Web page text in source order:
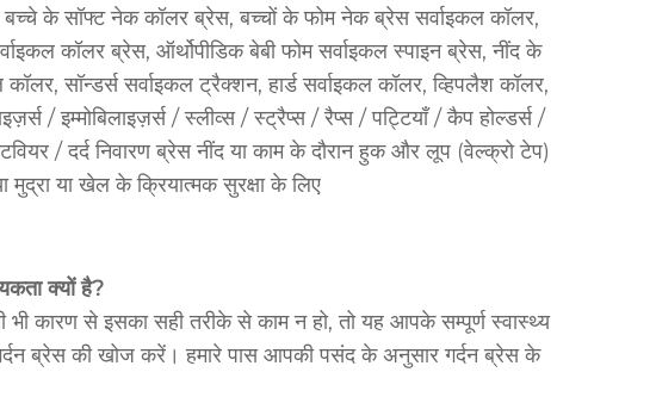
बच्चे के सॉफ्ट नेक कॉलर ब्रेस, बच्चों के फोम नेक ब्रेस सर्वाइकल कॉलर,
कॉलर ब्रेस, ऑर्थोपीडिक बेबी फोम सर्वाइकल स्पाइन ब्रेस, नींद के
सॉन्डर्स सर्वाइकल ट्रैक्शन, हार्ड सर्वाइकल कॉलर, व्हिपलैश कॉलर,
/ इम्मोबिलाइज़र्स / स्लीव्स / स्ट्रैप्स / रैप्स / पट्टियाँ / कैप होल्डर्स /
/ दर्द निवारण ब्रेस नींद या काम के दौरान हुक और लूप (वेल्क्रो टेप)
मुद्रा या खेल के क्रियात्मक सुरक्षा के लिए
क्यों है?
भी कारण से इसका सही तरीके से काम न हो, तो यह आपके सम्पूर्ण स्वास्थ्य
ब्रेस की खोज करें। हमारे पास आपकी पसंद के अनुसार गर्दन ब्रेस के